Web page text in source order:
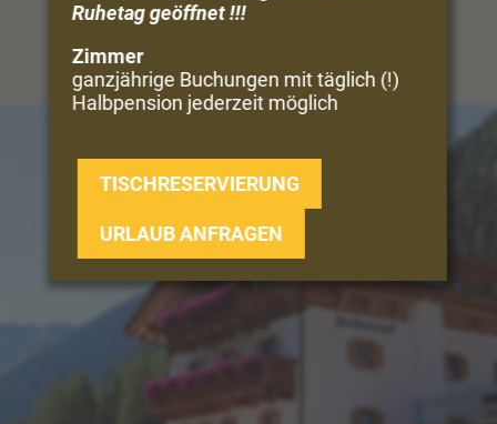
Ruhetag geöffnet !!!
Zimmer
ganzjährige Buchungen mit täglich (!)
Halbpension jederzeit möglich
TISCHRESERVIERUNG
URLAUB ANFRAGEN